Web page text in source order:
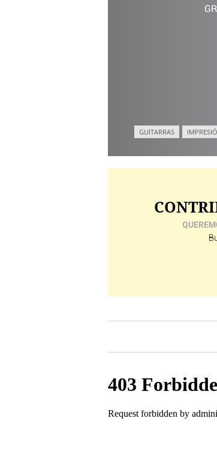
GUITARRAS